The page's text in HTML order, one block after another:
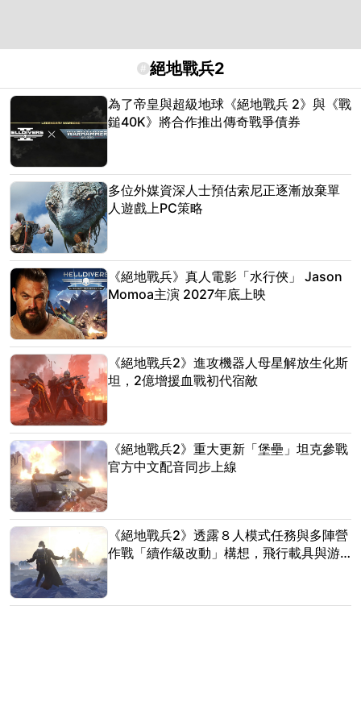
# 絕地戰兵2
為了帝皇與超級地球《絕地戰兵 2》與《戰
鎚40K》將合作推出傳奇戰爭債券
多位外媒資深人士預估索尼正逐漸放棄單
人遊戲上PC策略
《絕地戰兵》真人電影「水行俠」 Jason
Momoa主演 2027年底上映
《絕地戰兵2》進攻機器人母星解放生化斯
坦，2億增援血戰初代宿敵
《絕地戰兵2》重大更新「堡壘」坦克參戰
官方中文配音同步上線
《絕地戰兵2》透露８人模式任務與多陣營
作戰「續作級改動」構想，飛行載具與游